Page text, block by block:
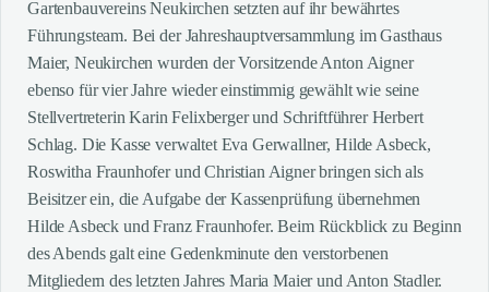
Gartenbauvereins Neukirchen setzten auf ihr bewährtes
Führungsteam. Bei der Jahreshauptversammlung im Gasthaus
Maier, Neukirchen wurden der Vorsitzende Anton Aigner
ebenso für vier Jahre wieder einstimmig gewählt wie seine
Stellvertreterin Karin Felixberger und Schriftführer Herbert
Schlag. Die Kasse verwaltet Eva Gerwallner, Hilde Asbeck,
Roswitha Fraunhofer und Christian Aigner bringen sich als
Beisitzer ein, die Aufgabe der Kassenprüfung übernehmen
Hilde Asbeck und Franz Fraunhofer. Beim Rückblick zu Beginn
des Abends galt eine Gedenkminute den verstorbenen
Mitgliedern des letzten Jahres Maria Maier und Anton Stadler.